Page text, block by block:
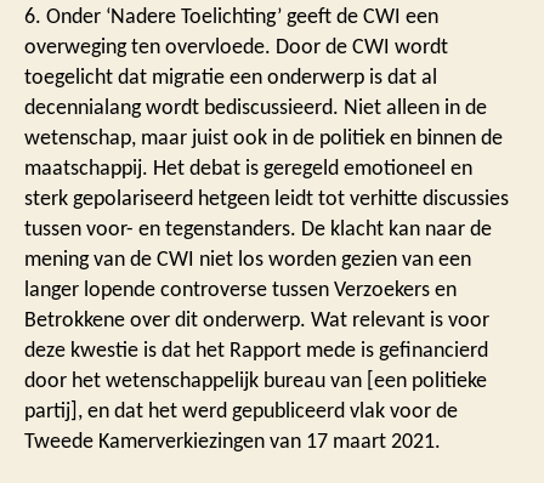
6. Onder ‘Nadere Toelichting’ geeft de CWI een
overweging ten overvloede. Door de CWI wordt
toegelicht dat migratie een onderwerp is dat al
decennialang wordt bediscussieerd. Niet alleen in de
wetenschap, maar juist ook in de politiek en binnen de
maatschappij. Het debat is geregeld emotioneel en
sterk gepolariseerd hetgeen leidt tot verhitte discussies
tussen voor- en tegenstanders. De klacht kan naar de
mening van de CWI niet los worden gezien van een
langer lopende controverse tussen Verzoekers en
Betrokkene over dit onderwerp. Wat relevant is voor
deze kwestie is dat het Rapport mede is gefinancierd
door het wetenschappelijk bureau van [een politieke
partij], en dat het werd gepubliceerd vlak voor de
Tweede Kamerverkiezingen van 17 maart 2021.